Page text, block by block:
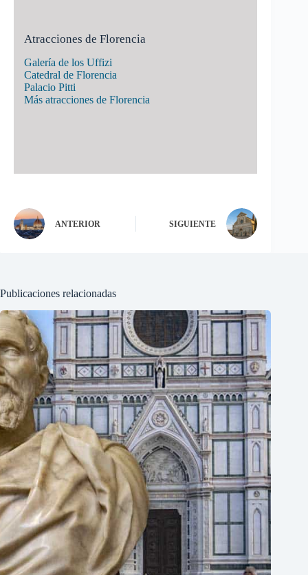
Atracciones de Florencia
Galería de los Uffizi
Catedral de Florencia
Palacio Pitti
Más atracciones de Florencia
ANTERIOR SIGUIENTE
Publicaciones relacionadas